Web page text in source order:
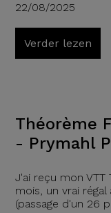
22/08/2025
Verder lezen
Théorème
- Prymahl
J'ai reçu mon VTT
mois, un vrai
(passage d'un 26